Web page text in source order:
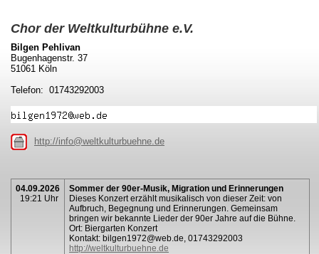
Chor der Weltkulturbühne e.V.
Bilgen Pehlivan
Bugenhagenstr. 37
51061 Köln
Telefon: 01743292003
http://info@weltkulturbuehne.de
04.09.2026
19:21 Uhr
Sommer der 90er-Musik, Migration und Erinnerungen
Dieses Konzert erzählt musikalisch von dieser Zeit: von
Aufbruch, Begegnung und Erinnerungen. Gemeinsam
bringen wir bekannte Lieder der 90er Jahre auf die Bühne.
Ort: Biergarten Konzert
Kontakt: bilgen1972@web.de, 01743292003
http://weltkulturbuehne.de